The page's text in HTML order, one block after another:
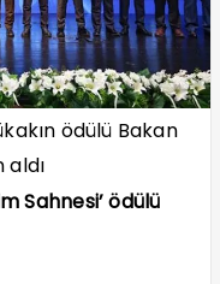
ödülü Bakan
aldı
Sahnesi’ ödülü